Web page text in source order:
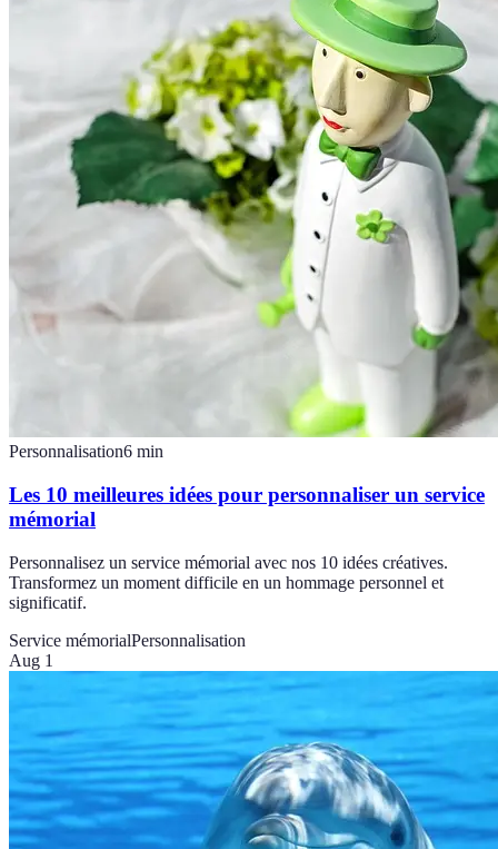
Personnalisation6 min
Les 10 meilleures idées pour personnaliser un service
mémorial
Personnalisez un service mémorial avec nos 10 idées créatives.
Transformez un moment difficile en un hommage personnel et
significatif.
Service mémorialPersonnalisation
Aug 1